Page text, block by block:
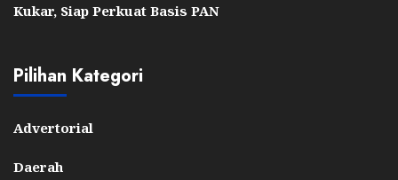
Kukar, Siap Perkuat Basis PAN
Pilihan Kategori
Advertorial
Daerah